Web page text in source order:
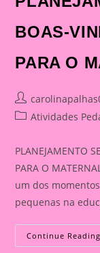
BOAS-
PARA O
Post
author:
PostAtividades
PLANEJAMENTO
PARA O
um dos
pequenas na
Continue Reading